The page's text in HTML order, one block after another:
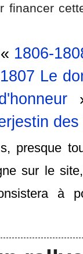
financer
1806-
Le
presque
sur le
à